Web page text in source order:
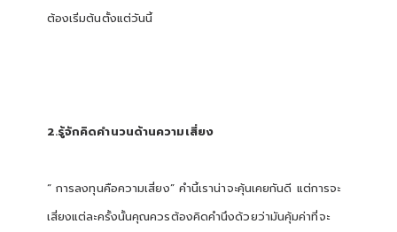
ต้องเริ่มต้นตั้งแต่วันนี้
2.รู้จักคิดคำนวนด้านความเสี่ยง
“ การลงทุนคือความเสี่ยง” คำนี้เราน่าจะคุ้นเคยกันดี แต่การจะ
เสี่ยงแต่ละครั้งนั้นคุณควรต้องคิดคำนึงด้วยว่ามันคุ้มค่าที่จะ